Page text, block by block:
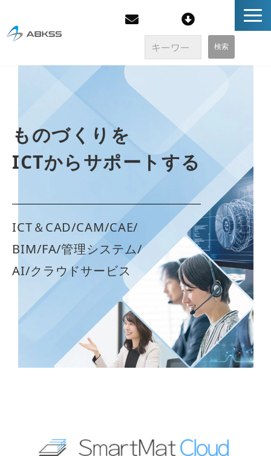
ブログ
採用情報
ものづくりを
ICTからサポートする
ICT＆CAD/CAM/CAE/
BIM/FA/管理システム/
AI/クラウドサービス